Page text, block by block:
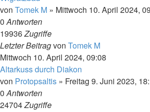
von Tomek M » Mittwoch 10. April 2024,
0Antworten
19936Zugriffe
Letzter Beitragvon Tomek M
Mittwoch 10. April 2024, 09:08
Altarkuss durch Diakon
von Protopsaltis » Freitag 9. Juni 2023,
0Antworten
24704Zugriffe